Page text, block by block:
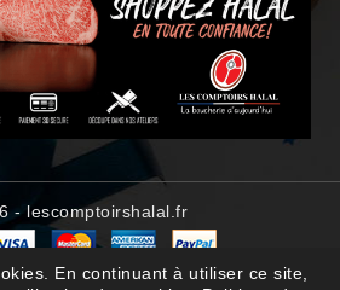
En continuant à utiliser ce site,
- lescomptoirshalal.fr